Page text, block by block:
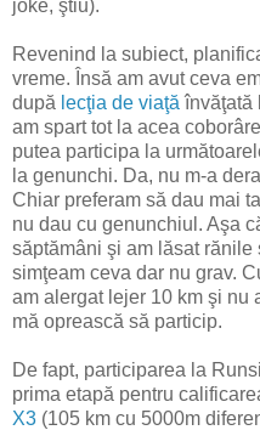
joke, ştiu).
Revenind la subiect,
vreme. Însă am avut ceva
după lecţia de viaţă învăţată
am spart tot la acea
putea participa la
la genunchi. Da, nu m-a
Chiar preferam să dau mai
nu dau cu genunchiul. Aşa
săptămâni şi am lăsat
simţeam ceva dar nu grav.
am alergat lejer 10 km şi nu
mă oprească să particip.
De fapt, participarea la
prima etapă pentru
X3 (105 km cu 5000m